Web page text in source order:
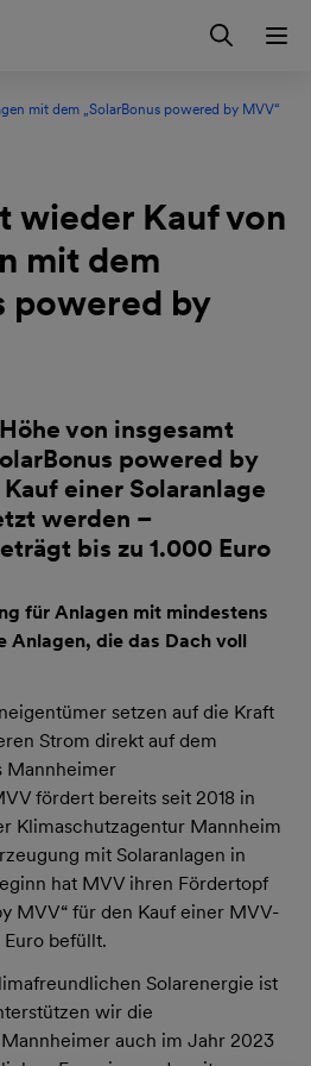
springen
springenspringen
Login
mit dem „SolarBonus powered by MVV“
wieder Kauf von
mit dem
powered by
von insgesamt
powered by
einer Solaranlage
werden –
bis zu 1.000 Euro
für Anlagen mit mindestens
Anlagen, die das Dach voll
setzen auf die Kraft
Strom direkt auf dem
Mannheimer
fördert bereits seit 2018 in
Klimaschutzagentur Mannheim
mit Solaranlagen in
hat MVV ihren Fördertopf
MVV“ für den Kauf einer MVV-
befüllt.
Solarenergie ist
wir die
auch im Jahr 2023